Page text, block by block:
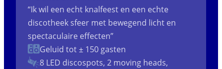
“Ik wil een echt knalfeest en een echte
discotheek sfeer met bewegend licht en
spectaculaire effecten”
Geluid tot ± 150 gasten
8 LED discospots, 2 moving heads,